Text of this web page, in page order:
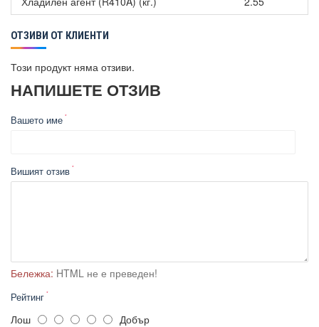
ОТЗИВИ ОТ КЛИЕНТИ
Този продукт няма отзиви.
НАПИШЕТЕ ОТЗИВ
Вашето име
Вишият отзив
Бележка: HTML не е преведен!
Рейтинг
Лош Добър